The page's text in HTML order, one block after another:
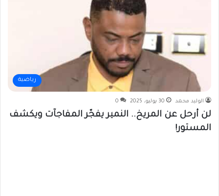
رياضية
الوليد محمد 30 يوليو، 2025 0
لن أرحل عن المريخ.. النمير يفجّر المفاجآت ويكشف
المستور!